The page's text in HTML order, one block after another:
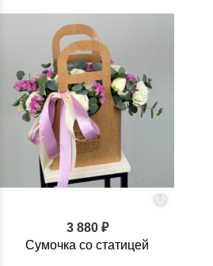
3 880 ₽
Сумочка со статицей